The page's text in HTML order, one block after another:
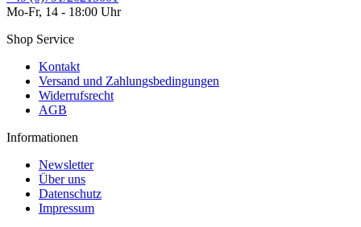
Mo-Fr, 14 - 18:00 Uhr
Shop Service
Kontakt
Versand und Zahlungsbedingungen
Widerrufsrecht
AGB
Informationen
Newsletter
Über uns
Datenschutz
Impressum